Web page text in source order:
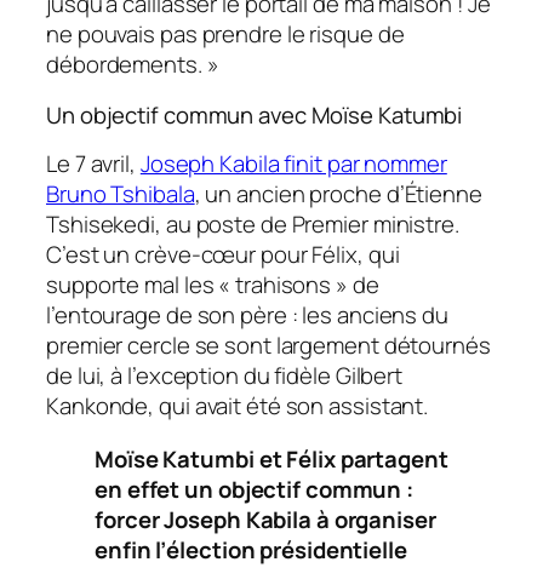
ne pouvais pas prendre le risque de
débordements. »
Un objectif commun avec Moïse Katumbi
Le 7 avril, Joseph Kabila finit par nommer
Bruno Tshibala, un ancien proche d’Étienne
Tshisekedi, au poste de Premier ministre.
C’est un crève-cœur pour Félix, qui
supporte mal les « trahisons » de
l’entourage de son père : les anciens du
premier cercle se sont largement détournés
de lui, à l’exception du fidèle Gilbert
Kankonde, qui avait été son assistant.
Moïse Katumbi et Félix partagent
en effet un objectif commun :
forcer Joseph Kabila à organiser
enfin l’élection présidentielle